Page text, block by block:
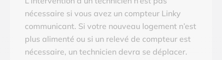
nécessaire si vous avez un compteur Linky
communicant. Si votre nouveau logement n’est
plus alimenté ou si un relevé de compteur est
nécessaire, un technicien devra se déplacer.